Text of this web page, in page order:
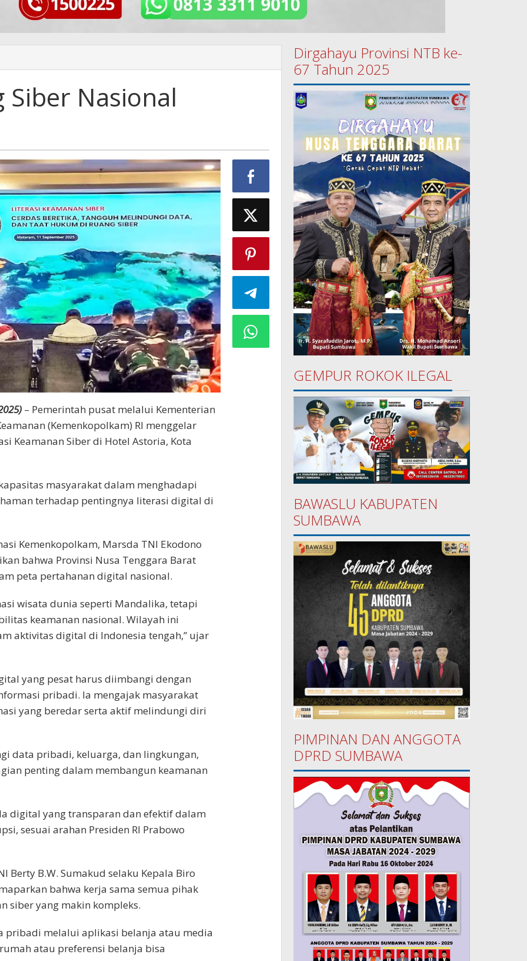
Siber Nasional
– Pemerintah pusat melalui Kementerian
(Kemenkopolkam) RI menggelar
Keamanan Siber di Hotel Astoria, Kota
masyarakat dalam menghadapi
terhadap pentingnya literasi digital di
Kemenkopolkam, Marsda TNI Ekodono
bahwa Provinsi Nusa Tenggara Barat
peta pertahanan digital nasional.
wisata dunia seperti Mandalika, tetapi
keamanan nasional. Wilayah ini
aktivitas digital di Indonesia tengah,” ujar
yang pesat harus diimbangi dengan
pribadi. Ia mengajak masyarakat
yang beredar serta aktif melindungi diri
data pribadi, keluarga, dan lingkungan,
penting dalam membangun keamanan
digital yang transparan dan efektif dalam
sesuai arahan Presiden RI Prabowo
Berty B.W. Sumakud selaku Kepala Biro
bahwa kerja sama semua pihak
siber yang makin kompleks.
pribadi melalui aplikasi belanja atau media
atau preferensi belanja bisa
Dirgahayu Provinsi NTB ke-
67 Tahun 2025
GEMPUR ROKOK ILEGAL
BAWASLU KABUPATEN
SUMBAWA
PIMPINAN DAN ANGGOTA
DPRD SUMBAWA